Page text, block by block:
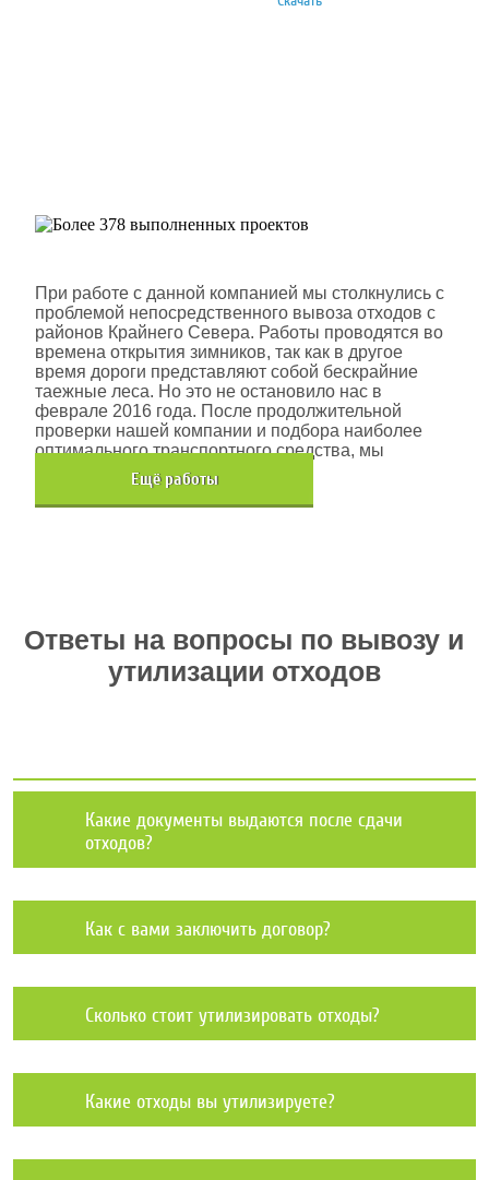
При работе с данной компанией мы столкнулись с
проблемой непосредственного вывоза отходов с
районов Крайнего Севера. Работы проводятся во
времена открытия зимников, так как в другое
время дороги представляют собой бескрайние
таежные леса. Но это не остановило нас в
феврале 2016 года. После продолжительной
проверки нашей компании и подбора наиболее
оптимального транспортного средства, мы
помогли данной компании.
Eщё работы
Ответы на вопросы по вывозу и
утилизации отходов
Какие документы выдаются после сдачи
отходов?
Как с вами заключить договор?
Сколько стоит утилизировать отходы?
Какие отходы вы утилизируете?